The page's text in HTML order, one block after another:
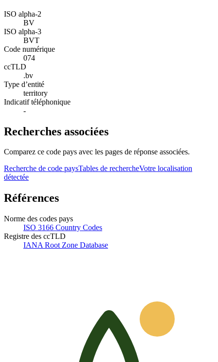
ISO alpha-2
BV
ISO alpha-3
BVT
Code numérique
074
ccTLD
.bv
Type d’entité
territory
Indicatif téléphonique
-
Recherches associées
Comparez ce code pays avec les pages de réponse associées.
Recherche de code paysTables de rechercheVotre localisation
détectée
Références
Norme des codes pays
ISO 3166 Country Codes
Registre des ccTLD
IANA Root Zone Database